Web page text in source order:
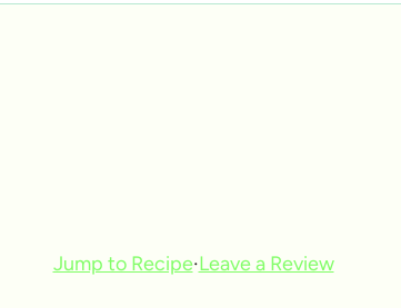
Jump to Recipe·Leave a Review